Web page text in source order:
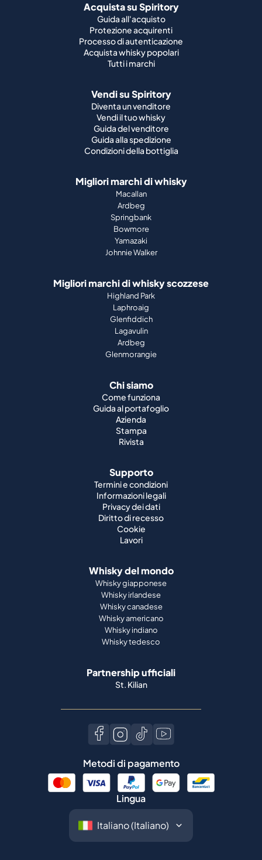
Acquista su Spiritory
Guida all'acquisto
Protezione acquirenti
Processo di autenticazione
Acquista whisky popolari
Tutti i marchi
Vendi su Spiritory
Diventa un venditore
Vendi il tuo whisky
Guida del venditore
Guida alla spedizione
Condizioni della bottiglia
Migliori marchi di whisky
Macallan
Ardbeg
Springbank
Bowmore
Yamazaki
Johnnie Walker
Migliori marchi di whisky scozzese
Highland Park
Laphroaig
Glenfiddich
Lagavulin
Ardbeg
Glenmorangie
Chi siamo
Come funziona
Guida al portafoglio
Azienda
Stampa
Rivista
Supporto
Termini e condizioni
Informazioni legali
Privacy dei dati
Diritto di recesso
Cookie
Lavori
Whisky del mondo
Whisky giapponese
Whisky irlandese
Whisky canadese
Whisky americano
Whisky indiano
Whisky tedesco
Partnership ufficiali
St. Kilian
Metodi di pagamento
Lingua